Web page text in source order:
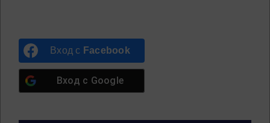
Вход с Facebook
Вход с Google